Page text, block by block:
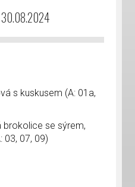
s kuskusem (A: 01a,
brokolice se sýrem,
03, 07, 09)